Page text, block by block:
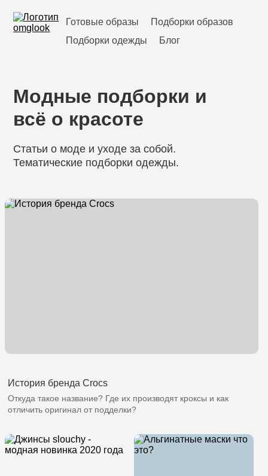
Готовые образы
Подборки образов
Подборки одежды
Блог
Модные подборки и
всё о красоте
Статьи о моде и уходе за собой.
Тематические подборки одежды.
История бренда Crocs
Откуда такое название? Где их производят кроксы и как
отличить оригинал от подделки?